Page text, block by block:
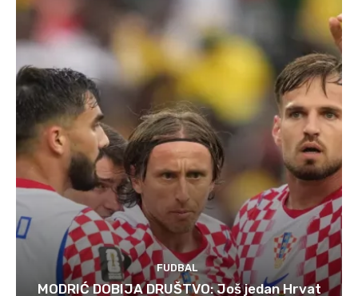
FUDBAL
MODRIĆ DOBIJA DRUŠTVO: Još jedan Hrvat